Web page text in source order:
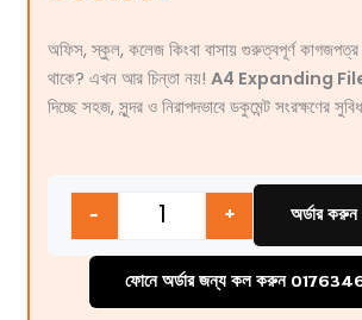
অফিস, স্কুল, কলেজ কিংবা বাসায় গুরুত্বপূর্ণ কাগজপত্র
থাকে? এখন আর চিন্তা নয়! A4 Expanding
দিচ্ছে সহজ, সুন্দর ও নিরাপদভাবে ডকুমেন্ট সংরক্ষণের
Quantity
- + অর্ডার করুন
ফোনে অর্ডার জন্য কল করুন